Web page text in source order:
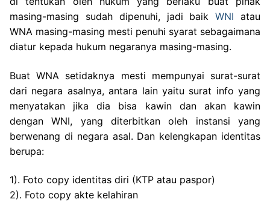
masing-masing sudah dipenuhi, jadi baikWNI atau
WNA masing-masing mesti penuhi syarat sebagaimana
diatur kepada hukum negaranya masing-masing.
Buat WNA setidaknya mesti mempunyai surat-surat
dari negara asalnya, antara lain yaitu surat info yang
menyatakan jika dia bisa kawin dan akan kawin
dengan WNI, yang diterbitkan oleh instansi yang
berwenang di negara asal. Dan kelengkapan identitas
berupa:
1). Foto copy identitas diri (KTP atau paspor)
2). Foto copy akte kelahiran